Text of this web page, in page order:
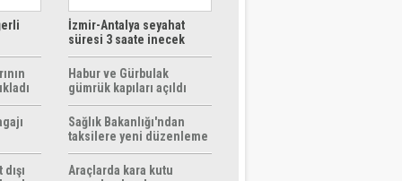
İzmir-Antalya seyahat
süresi 3 saate inecek
Habur ve Gürbulak
gümrük kapıları açıldı
Sağlık Bakanlığı'ndan
taksilere yeni düzenleme
Araçlarda kara kutu